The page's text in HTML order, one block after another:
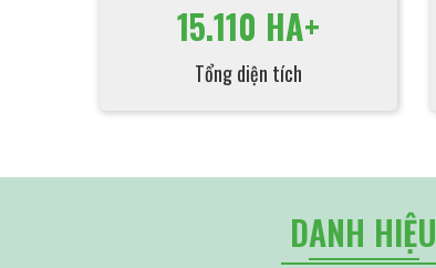
15.110 HA+
Tổng diện tích
DANH HIỆU